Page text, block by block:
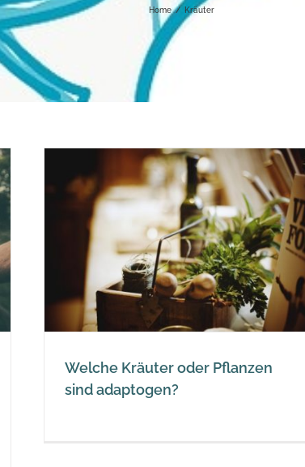
Home / Kräuter
Welche Kräuter oder Pflanzen
sind adaptogen?